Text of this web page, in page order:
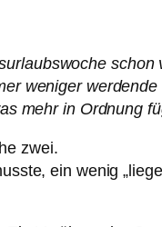
schon
weniger
mehr in Ordnung
zwei.
ein wenig